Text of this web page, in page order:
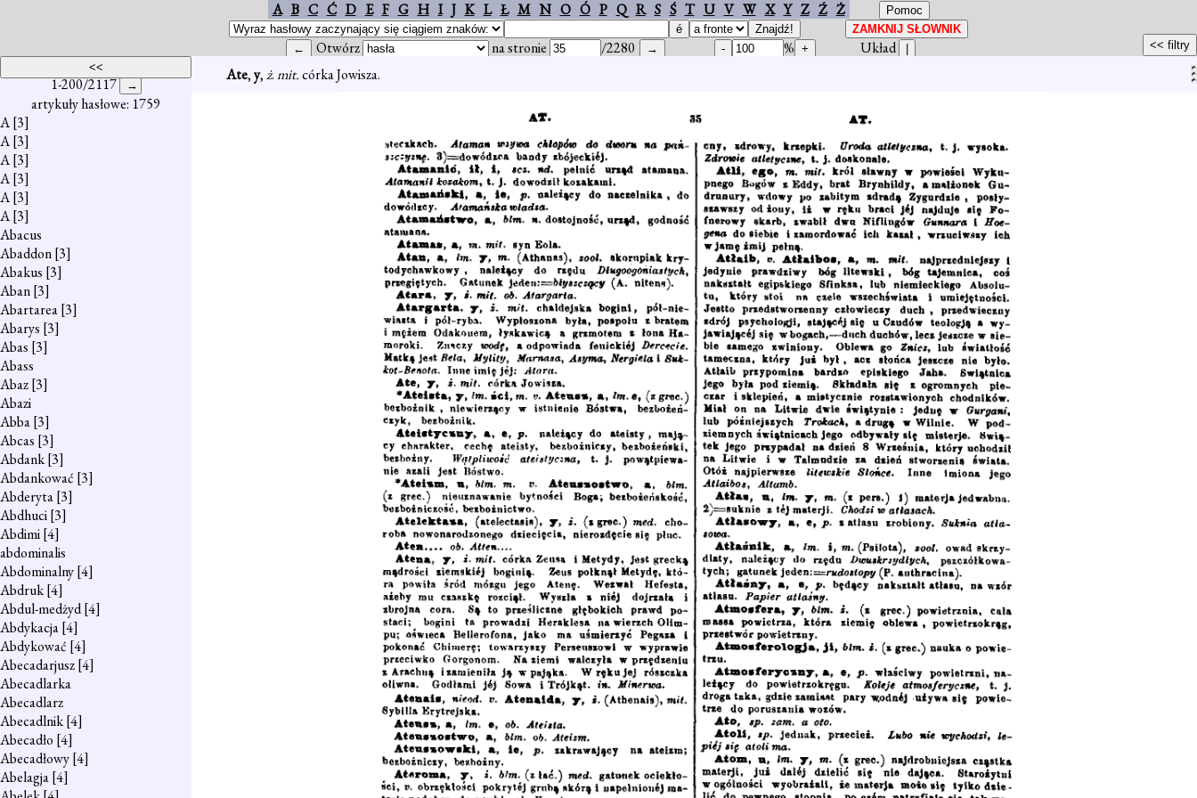
A B C Ć D E F G H I J K L Ł M N O Ó P Q R S Ś T U V W X Y Z Ź Ż
Otwórz na stronie /2280 %
Układ
1-200/2117
artykuły hasłowe: 1759
A[3]
A[3]
A[3]
A[3]
A[3]
A[3]
Abacus
Abaddon[3]
Abakus [3]
Aban[3]
Abartarea[3]
Abarys [3]
Abas [3]
Abass
Abaz[3]
Abazi
Abba[3]
Abcas [3]
Abdank[3]
Abdankować [3]
Abderyta[3]
Abdhuci[3]
Abdimi[4]
abdominalis
Abdominalny[4]
Abdruk[4]
Abdul-medżyd[4]
Abdykacja[4]
Abdykować [4]
Abecadarjusz[4]
Abecadlarka
Abecadlarz
Abecadlnik[4]
Abecadło [4]
Abecadłowy[4]
Abelagja[4]
Ate,y,ż.mit.córka Jowisza.